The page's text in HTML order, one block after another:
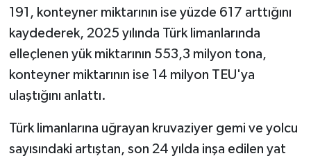
191, konteyner miktarının ise yüzde 617 arttığını
kaydederek, 2025 yılında Türk limanlarında
elleçlenen yük miktarının 553,3 milyon tona,
konteyner miktarının ise 14 milyon TEU'ya
ulaştığını anlattı.
Türk limanlarına uğrayan kruvaziyer gemi ve yolcu
sayısındaki artıştan, son 24 yılda inşa edilen yat